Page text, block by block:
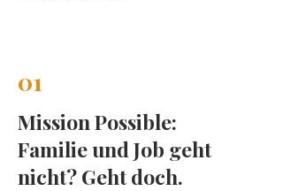
01
Mission Possible:
Familie und Job geht
nicht? Geht doch.